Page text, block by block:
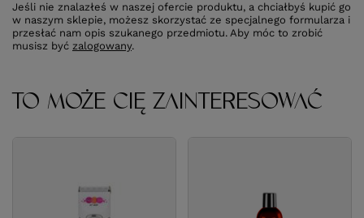
Jeśli nie znalazłeś w naszej ofercie produktu, a chciałbyś kupić go
w naszym sklepie, możesz skorzystać ze specjalnego formularza i
przesłać nam opis szukanego przedmiotu. Aby móc to zrobić
musisz być zalogowany.
TO MOŻE CIĘ ZAINTERESOWAĆ